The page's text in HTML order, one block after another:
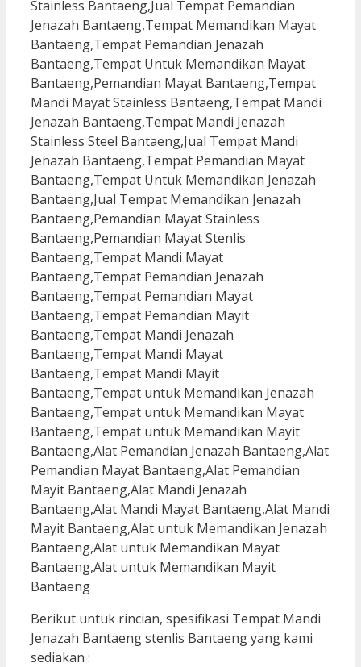
Berikut untuk rincian, spesifikasi Tempat Mandi
Jenazah Bantaeng stenlis Bantaeng yang kami
sediakan :